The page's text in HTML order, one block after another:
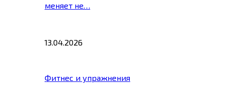
меняет не…
13.04.2026
Фитнес и упражнения